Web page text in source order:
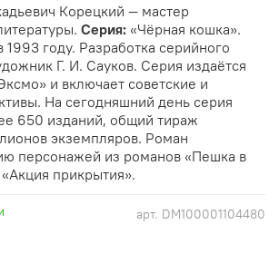
арт. DM100001104480
Корецкий — мастер
Серия: «Чёрная кошка».
1993 году. Разработка серийного
Г. И. Сауков. Серия издаётся
и включает советские и
На сегодняшний день серия
650 изданий, общий тираж
экземпляров. Роман
персонажей из романов «Пешка в
прикрытия».